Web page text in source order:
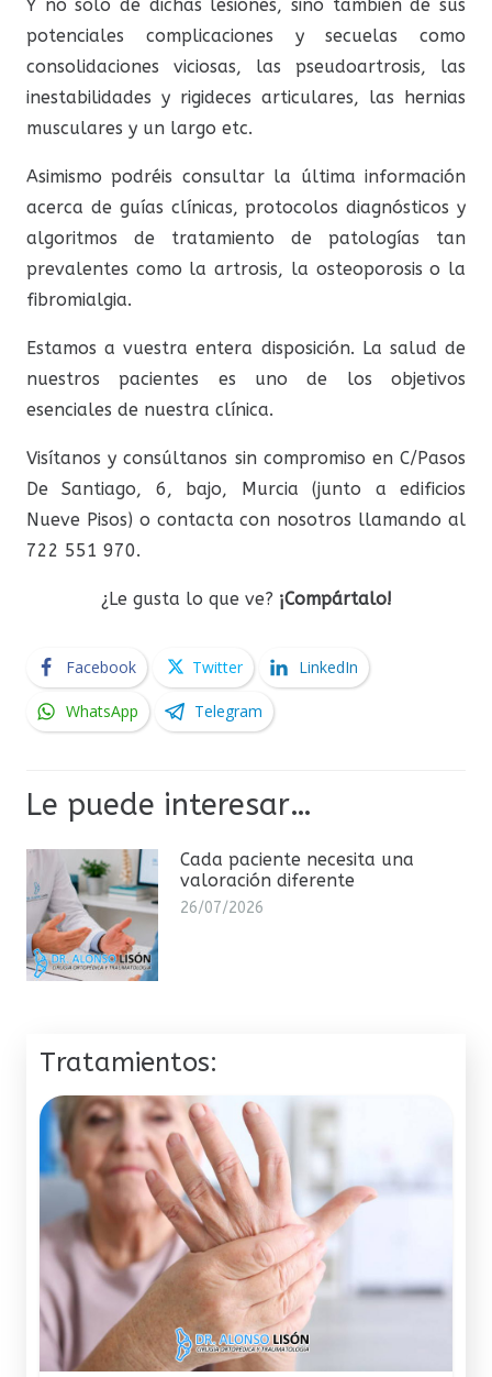
Y no solo de dichas lesiones, sino también de sus
potenciales complicaciones y secuelas como
consolidaciones viciosas, las pseudoartrosis, las
inestabilidades y rigideces articulares, las hernias
musculares y un largo etc.
Asimismo podréis consultar la última información
acerca de guías clínicas, protocolos diagnósticos y
algoritmos de tratamiento de patologías tan
prevalentes como la artrosis, la osteoporosis o la
fibromialgia.
Estamos a vuestra entera disposición. La salud de
nuestros pacientes es uno de los objetivos
esenciales de nuestra clínica.
Visítanos y consúltanos sin compromiso en C/Pasos
De Santiago, 6, bajo, Murcia (junto a edificios
Nueve Pisos) o contacta con nosotros llamando al
722 551 970.
¿Le gusta lo que ve? ¡Compártalo!
Facebook Twitter LinkedIn
WhatsApp Telegram
Le puede interesar…
Cada paciente necesita una
valoración diferente
26/07/2026
Tratamientos: